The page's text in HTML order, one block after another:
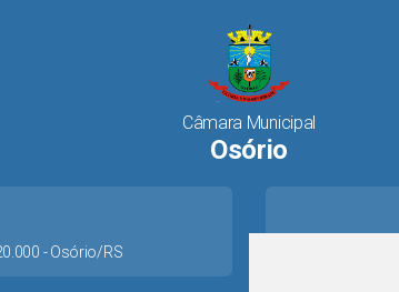
Câmara Municipal
Osório
- Osório/RS